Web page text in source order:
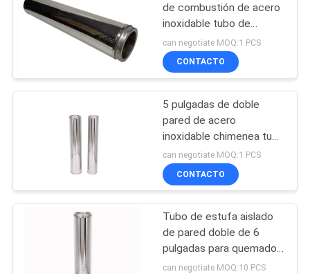
Sellado de piezas
de metal
153
piezas dibujadas
profundas
de combustión de acero
inoxidable tubo de
estufa de 8 pulgadas
can negotiate MOQ:1 PCS
CONTACTO
5 pulgadas de doble
pared de acero
inoxidable chimenea tubo
de humo para estufa de
leña
can negotiate MOQ:1 PCS
CONTACTO
Tubo de estufa aislado
de pared doble de 6
pulgadas para quemador
de leña
can negotiate MOQ:10 PCS